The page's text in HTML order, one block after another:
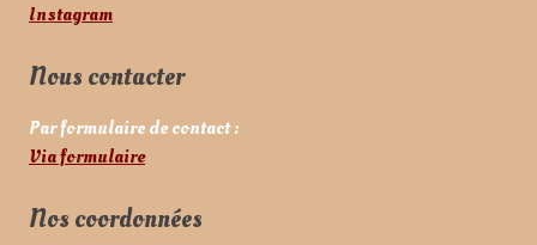
Instagram
Nous contacter
Par formulaire de contact :
Via formulaire
Nos coordonnées